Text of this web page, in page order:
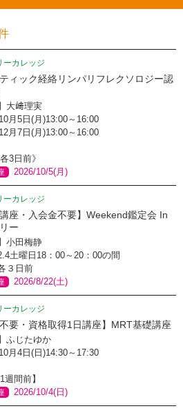
ーカレッジ
ィック経絡リンパリフレクソロジー認
大﨑理実
月5日(月)13:00～16:00
月7日(月)13:00～16:00
3日前》
2026/10/5(月)
ーカレッジ
講座・入会金不要】Weekend鑑定会 In
ー
小田梅静
土曜日18：00～20：00の間
３日前
2026/8/22(土)
ーカレッジ
不要・資格取得1日講座】MRT基礎講座
ふじたゆか
月4日(日)14:30～17:30
週間前】
2026/10/4(日)